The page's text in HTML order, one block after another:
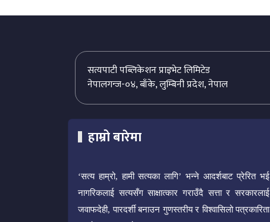
सत्यपाटी पब्लिकेशन प्राइभेट लिमिटेड
नेपालगन्ज-०४, बाँके, लुम्बिनी प्रदेश, नेपाल
हाम्रो बारेमा
‘सत्य हाम्रो, हामी सत्यका लागि’ भन्ने आदर्शबाट प्रेरित भई
नागरिकलाई सत्यसँग साक्षात्कार गराउँदै सत्ता र सरकारलाई
जवाफदेही, पारदर्शी बनाउन गुणस्तरीय र विश्वासिलो पत्रकारिता